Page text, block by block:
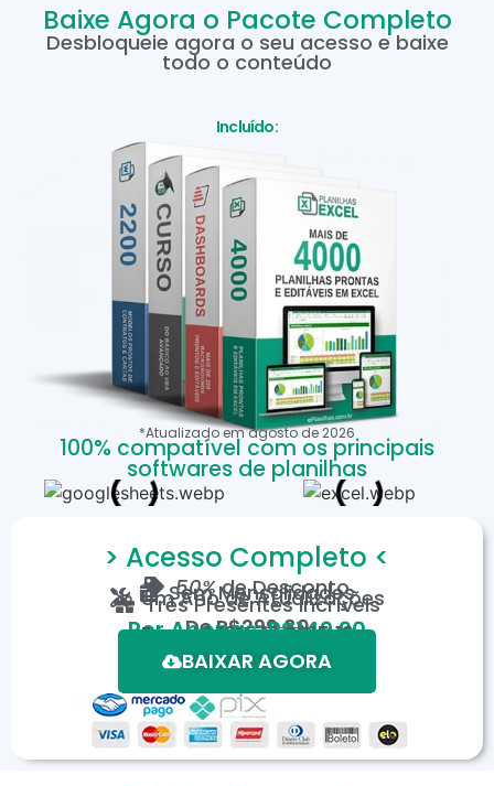
Baixe Agora o Pacote Completo
Desbloqueie agora o seu acesso e baixe
todo o conteúdo
Incluído:
*Atualizado emagostode 2026
100% compatível com os principais
softwares de planilhas
> Acesso Completo <
50%de Desconto
Sem Mensalidades
Um Ano de Atualizações
Três Presentes Incríveis
DeR$299,80
Por Apenas: R$149,90
Em até 12X de R$15,19
*Oferta válida por tempo limitado.
BAIXAR AGORA